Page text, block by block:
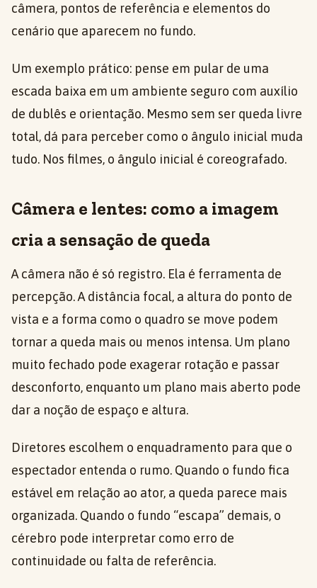
câmera, pontos de referência e elementos do
cenário que aparecem no fundo.
Um exemplo prático: pense em pular de uma
escada baixa em um ambiente seguro com auxílio
de dublês e orientação. Mesmo sem ser queda livre
total, dá para perceber como o ângulo inicial muda
tudo. Nos filmes, o ângulo inicial é coreografado.
Câmera e lentes: como a imagem
cria a sensação de queda
A câmera não é só registro. Ela é ferramenta de
percepção. A distância focal, a altura do ponto de
vista e a forma como o quadro se move podem
tornar a queda mais ou menos intensa. Um plano
muito fechado pode exagerar rotação e passar
desconforto, enquanto um plano mais aberto pode
dar a noção de espaço e altura.
Diretores escolhem o enquadramento para que o
espectador entenda o rumo. Quando o fundo fica
estável em relação ao ator, a queda parece mais
organizada. Quando o fundo “escapa” demais, o
cérebro pode interpretar como erro de
continuidade ou falta de referência.